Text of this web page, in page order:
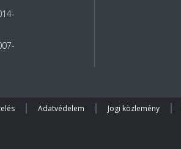
Adatvédelem Jogi közlemény